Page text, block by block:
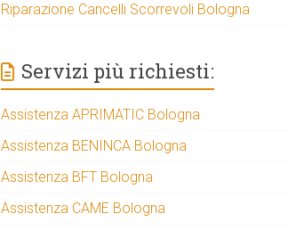
Riparazione Cancelli Scorrevoli Bologna
Servizi più richiesti:
Assistenza APRIMATIC Bologna
Assistenza BENINCA Bologna
Assistenza BFT Bologna
Assistenza CAME Bologna